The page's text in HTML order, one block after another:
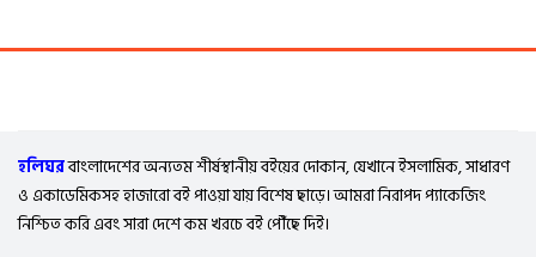
হলিঘরবাংলাদেশের অন্যতম শীর্ষস্থানীয় বইয়ের দোকান, যেখানে ইসলামিক, সাধারণ
ও একাডেমিকসহ হাজারো বই পাওয়া যায় বিশেষ ছাড়ে। আমরা নিরাপদ প্যাকেজিং
নিশ্চিত করি এবং সারা দেশে কম খরচে বই পৌঁছে দিই।